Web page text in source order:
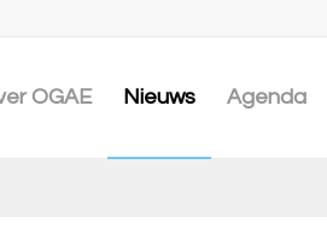
OGAE Nieuws Agenda